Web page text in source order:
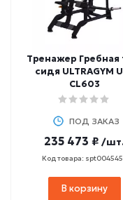
Тренажер Гребная
сидя ULTRAGYM
CL603
ПОД ЗАКАЗ
235 473 ₽ /
Код товара:
В корзину